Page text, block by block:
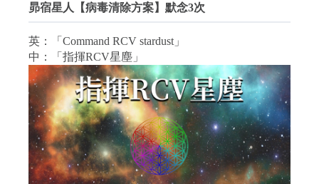
昴宿星人【病毒清除方案】默念3次
英：「Command RCV stardust」
中：「指揮RCV星塵」